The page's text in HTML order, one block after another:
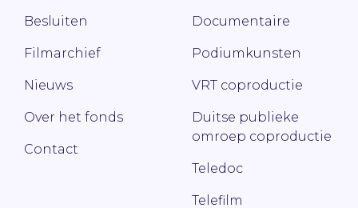
Besluiten
Filmarchief
Nieuws
Over het fonds
Contact
Documentaire
Podiumkunsten
VRT coproductie
Duitse publieke
omroep coproductie
Teledoc
Telefilm